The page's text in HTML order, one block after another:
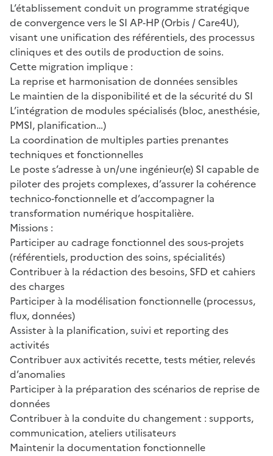
L’établissement conduit un programme stratégique
de convergence vers le SI AP‑HP (Orbis / Care4U),
visant une unification des référentiels, des processus
cliniques et des outils de production de soins.
Cette migration implique :
La reprise et harmonisation de données sensibles
Le maintien de la disponibilité et de la sécurité du SI
L’intégration de modules spécialisés (bloc, anesthésie,
PMSI, planification…)
La coordination de multiples parties prenantes
techniques et fonctionnelles
Le poste s’adresse à un/une ingénieur(e) SI capable de
piloter des projets complexes, d’assurer la cohérence
technico‑fonctionnelle et d’accompagner la
transformation numérique hospitalière.
Missions :
Participer au cadrage fonctionnel des sous-projets
(référentiels, production des soins, spécialités)
Contribuer à la rédaction des besoins, SFD et cahiers
des charges
Participer à la modélisation fonctionnelle (processus,
flux, données)
Assister à la planification, suivi et reporting des
activités
Contribuer aux activités recette, tests métier, relevés
d’anomalies
Participer à la préparation des scénarios de reprise de
données
Contribuer à la conduite du changement : supports,
communication, ateliers utilisateurs
Maintenir la documentation fonctionnelle